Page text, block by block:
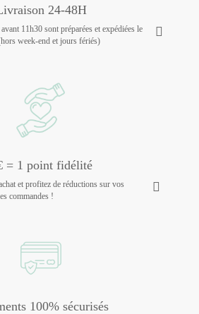
24-48H
11h30 sont préparées et expédiées le
week-end et jours fériés)
= 1 point fidélité
et profitez de réductions sur vos
commandes !
100% sécurisés